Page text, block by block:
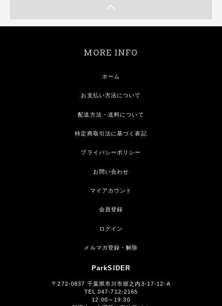
MORE INFO
ホーム
お支払い方法について
配送方法・送料について
特定商取引法に基づく表記
プライバシーポリシー
お問い合わせ
マイアカウント
会員登録
ログイン
メルマガ登録・解除
ParkSIDER
〒272-0837 千葉県市川市堀之内3-17-12-A
TEL 047-712-2165
12:00～19:30